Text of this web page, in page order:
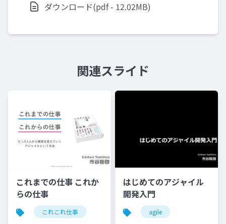
ダウンロード(pdf - 12.02MB)
関連スライド
これまでの仕事 これか
らの仕事
これこれ仕事
はじめてのアジャイル
開発入門
agile